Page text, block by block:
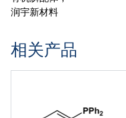
润宇新材料
相关产品